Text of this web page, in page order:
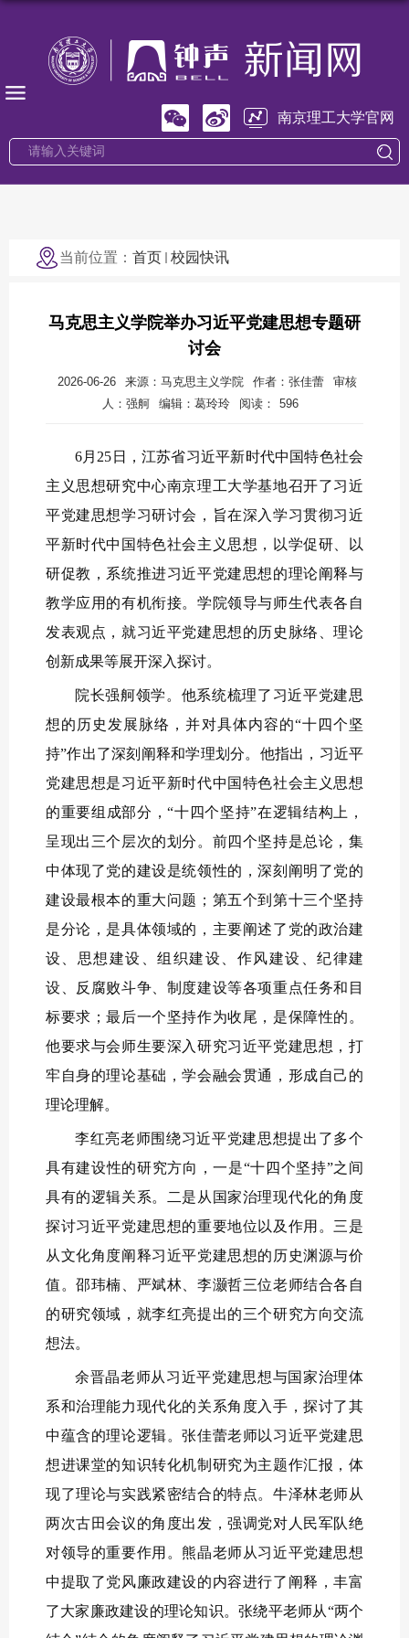
南京理工大学官网
当前位置： 首页 校园快讯
马克思主义学院举办习近平党建思想专题研
讨会
2026-06-26 来源：马克思主义学院 作者：张佳蕾
审核
人：强舸
编辑：葛玲玲 阅读： 596
6月25日，江苏省习近平新时代中国特色社会
主义思想研究中心南京理工大学基地召开了习近
平党建思想学习研讨会，旨在深入学习贯彻习近
平新时代中国特色社会主义思想，以学促研、以
研促教，系统推进习近平党建思想的理论阐释与
教学应用的有机衔接。学院领导与师生代表各自
发表观点，就习近平党建思想的历史脉络、理论
创新成果等展开深入探讨。
院长强舸领学。他系统梳理了习近平党建思
想的历史发展脉络，并对具体内容的“十四个坚
持”作出了深刻阐释和学理划分。他指出，习近平
党建思想是习近平新时代中国特色社会主义思想
的重要组成部分，“十四个坚持”在逻辑结构上，
呈现出三个层次的划分。前四个坚持是总论，集
中体现了党的建设是统领性的，深刻阐明了党的
建设最根本的重大问题；第五个到第十三个坚持
是分论，是具体领域的，主要阐述了党的政治建
设、思想建设、组织建设、作风建设、纪律建
设、反腐败斗争、制度建设等各项重点任务和目
标要求；最后一个坚持作为收尾，是保障性的。
他要求与会师生要深入研究习近平党建思想，打
牢自身的理论基础，学会融会贯通，形成自己的
理论理解。
李红亮老师围绕习近平党建思想提出了多个
具有建设性的研究方向，一是“十四个坚持”之间
具有的逻辑关系。二是从国家治理现代化的角度
探讨习近平党建思想的重要地位以及作用。三是
从文化角度阐释习近平党建思想的历史渊源与价
值。邵玮楠、严斌林、李灏哲三位老师结合各自
的研究领域，就李红亮提出的三个研究方向交流
想法。
余晋晶老师从习近平党建思想与国家治理体
系和治理能力现代化的关系角度入手，探讨了其
中蕴含的理论逻辑。张佳蕾老师以习近平党建思
想进课堂的知识转化机制研究为主题作汇报，体
现了理论与实践紧密结合的特点。牛泽林老师从
两次古田会议的角度出发，强调党对人民军队绝
对领导的重要作用。熊晶老师从习近平党建思想
中提取了党风廉政建设的内容进行了阐释，丰富
了大家廉政建设的理论知识。张绕平老师从“两个